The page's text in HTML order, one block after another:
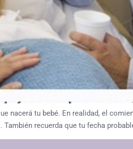
nacerá tu bebé. En realidad, el
recuerda que tu fecha